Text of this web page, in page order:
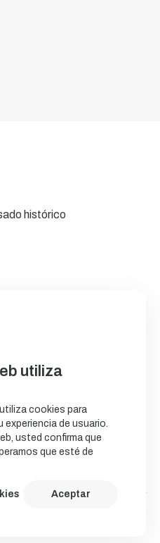
utiliza
cookies para
experiencia de usuario.
usted confirma que
que esté de
Aceptar
histórico